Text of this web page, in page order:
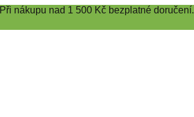
Při nákupu nad 1 500 Kč bezplatné doručení.